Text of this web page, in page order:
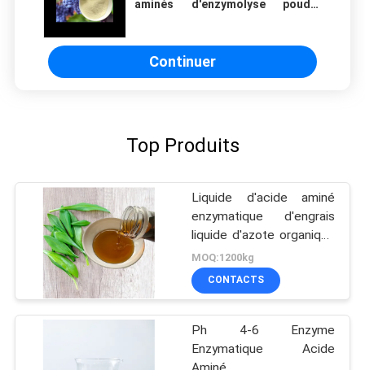
aminés d'enzymolyse poudre
Continuer
Top Produits
Liquide d'acide aminé
enzymatique d'engrais
liquide d'azote organique
élevé 50% 8-0-0
MOQ:1200kg
CONTACTS
Ph 4-6 Enzyme
Enzymatique Acide